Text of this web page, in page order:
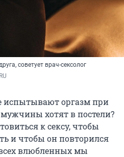
советует врач-сексолог
испытывают оргазм при
хотят в постели?
к сексу, чтобы
и чтобы он повторился
влюбленных мы